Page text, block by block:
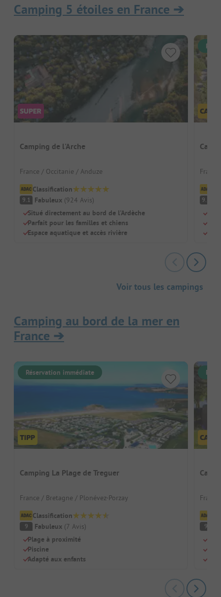
Camping 5 étoiles en France ➔
Camping de l'Arche
France / Occitanie / Anduze
Classification
9.1 Fabuleux (924 Avis)
Situé directement au bord de l'Ardèche
Parfait pour les familles et chiens
Espace aquatique et accès rivière
9.3
Voir tous les campings
Camping au bord de la mer en
France ➔
Réservation immédiate
Camping La Plage de Treguer
France / Bretagne / Plonévez-Porzay
Classification
9 Fabuleux (7 Avis)
Plage à proximité
Piscine
Adapté aux enfants
9